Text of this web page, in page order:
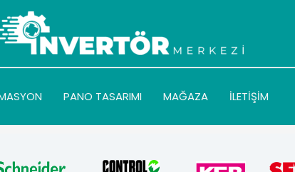
PANO TASARIMI MAĞAZA İLETİŞİM